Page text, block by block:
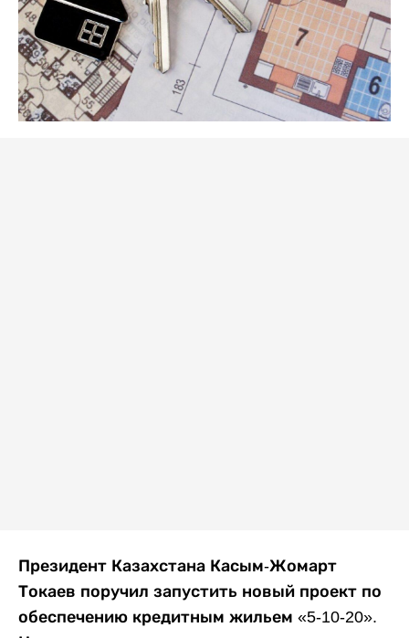
Президент Казахстана Касым-Жомарт
Токаев поручил запустить новый проект по
обеспечению кредитным жильем «5-10-20».